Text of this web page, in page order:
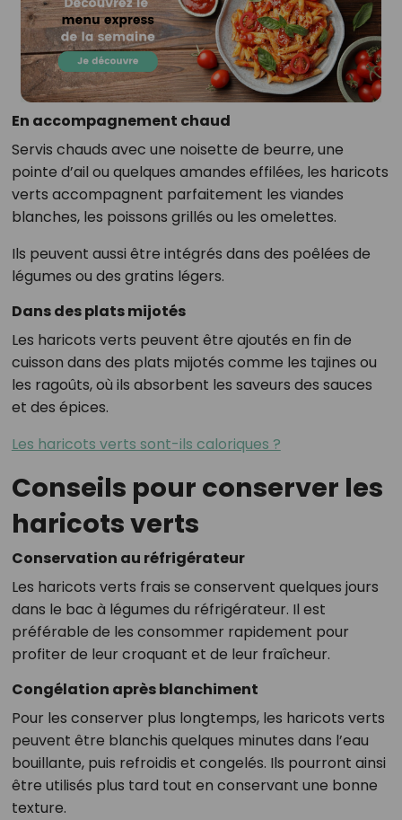
En accompagnement chaud
Servis chauds avec une noisette de beurre, une
pointe d’ail ou quelques amandes effilées, les haricots
verts accompagnent parfaitement les viandes
blanches, les poissons grillés ou les omelettes.
Ils peuvent aussi être intégrés dans des poêlées de
légumes ou des gratins légers.
Dans des plats mijotés
Les haricots verts peuvent être ajoutés en fin de
cuisson dans des plats mijotés comme les tajines ou
les ragoûts, où ils absorbent les saveurs des sauces
et des épices.
Les haricots verts sont-ils caloriques ?
Conseils pour conserver les
haricots verts
Conservation au réfrigérateur
Les haricots verts frais se conservent quelques jours
dans le bac à légumes du réfrigérateur. Il est
préférable de les consommer rapidement pour
profiter de leur croquant et de leur fraîcheur.
Congélation après blanchiment
Pour les conserver plus longtemps, les haricots verts
peuvent être blanchis quelques minutes dans l’eau
bouillante, puis refroidis et congelés. Ils pourront ainsi
être utilisés plus tard tout en conservant une bonne
texture.